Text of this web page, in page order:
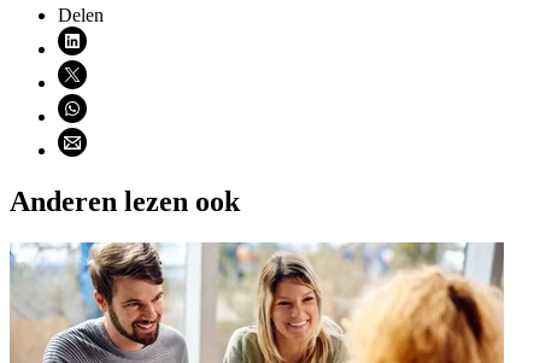
Delen
Deel via LinkedIn (opent nieuw venster)
Deel via X (opent nieuw venster)
Deel via WhatsApp (opent WhatsApp)
Deel via email (opent email programma)
Anderen lezen ook